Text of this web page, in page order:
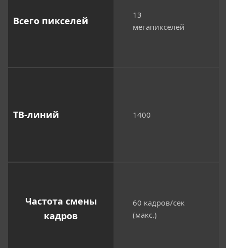
Всего пикселей
13
мегапикселей
ТВ-линий 1400
Частота смены
кадров
60 кадров/сек
(макс.)